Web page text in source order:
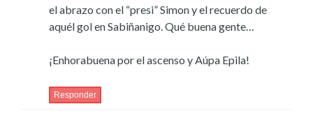
el abrazo con el “presi” Simon y el recuerdo de
aquél gol en Sabiñanigo. Qué buena gente…
¡Enhorabuena por el ascenso y Aúpa Epila!
Responder